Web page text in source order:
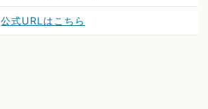
公式URLはこちら